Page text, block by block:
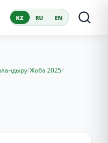
KZ RU EN
/Жоба 2025/